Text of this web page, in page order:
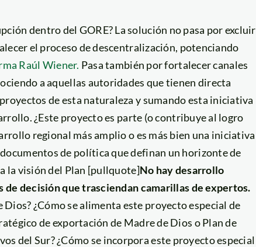
dentro del GORE? La solución no pasa por excluir
el proceso de descentralización, potenciando
Raúl Wiener. Pasa también por fortalecer canales
a aquellas autoridades que tienen directa
de esta naturaleza y sumando esta iniciativa
¿Este proyecto es parte (o contribuye al logro
regional más amplio o es más bien una iniciativa
de política que definan un horizonte de
la visión del Plan [pullquote]No hay desarrollo
decisión que trasciendan camarillas de expertos.
¿Cómo se alimenta este proyecto especial de
de exportación de Madre de Dios o Plan de
del Sur? ¿Cómo se incorpora este proyecto especial